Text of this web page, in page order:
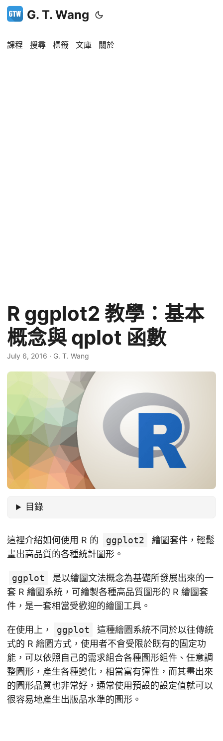
G. T. Wang
課程 搜尋 標籤 文庫 關於
R ggplot2 教學：基本
概念與 qplot 函數
July 6, 2016 · G. T. Wang
目錄
這裡介紹如何使用 R 的 ggplot2
繪圖套件，輕鬆
畫出高品質的各種統計圖形。
ggplot
是以繪圖文法概念為基礎所發展出來的一
套 R 繪圖系統，可繪製各種高品質圖形的 R 繪圖套
件，是一套相當受歡迎的繪圖工具。
在使用上， ggplot
這種繪圖系統不同於以往傳統
式的 R 繪圖方式，使用者不會受限於既有的固定功
能，可以依照自己的需求組合各種圖形組件、任意調
整圖形，產生各種變化，相當富有彈性，而其畫出來
的圖形品質也非常好，通常使用預設的設定值就可以
很容易地產生出版品水準的圖形。